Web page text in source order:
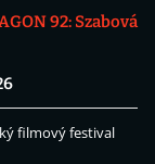
92: Szabová
filmový festival